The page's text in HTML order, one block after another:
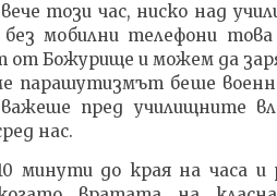
този час, ниско над
без мобилни телефони
от Божурище и можем да
парашутизмът беше
важеше пред училищните
нас.
минути до края на часа